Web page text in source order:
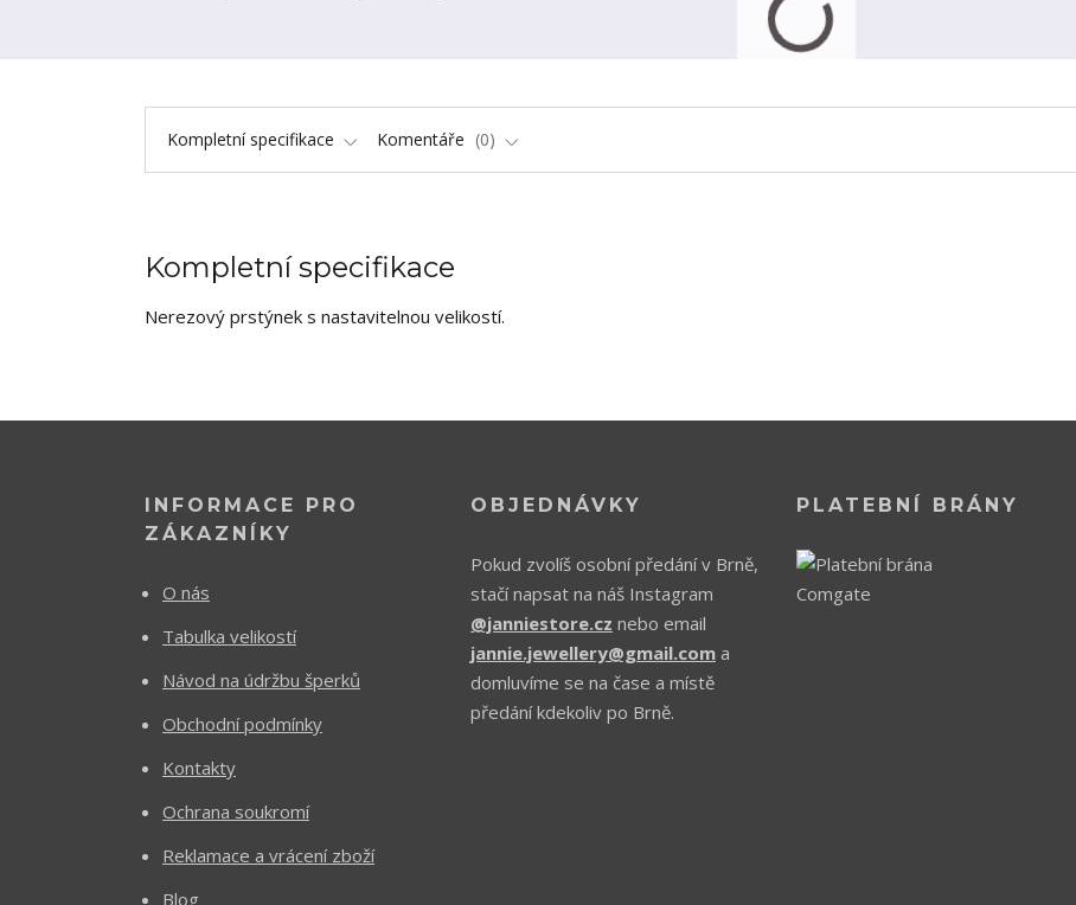
Kompletní specifikace Komentáře 0
Kompletní specifikace
Nerezový prstýnek s nastavitelnou velikostí.
INFORMACE PRO
ZÁKAZNÍKY
O nás
Tabulka velikostí
Návod na údržbu šperků
Obchodní podmínky
Kontakty
Ochrana soukromí
Reklamace a vrácení zboží
Blog
OBJEDNÁVKY
Pokud zvolíš osobní předání v Brně,
stačí napsat na náš Instagram
@janniestore.cz nebo email
jannie.jewellery@gmail.com a
domluvíme se na čase a místě
předání kdekoliv po Brně.
PLATEBNÍ BRÁNY